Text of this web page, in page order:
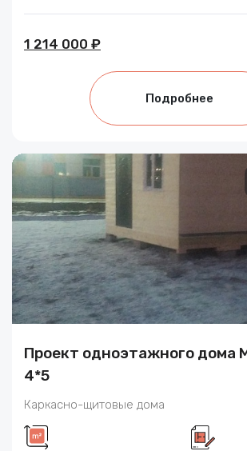
1 214 000 ₽
Подробнее
Проект одноэтажного дома
4*5
Каркасно-щитовые дома